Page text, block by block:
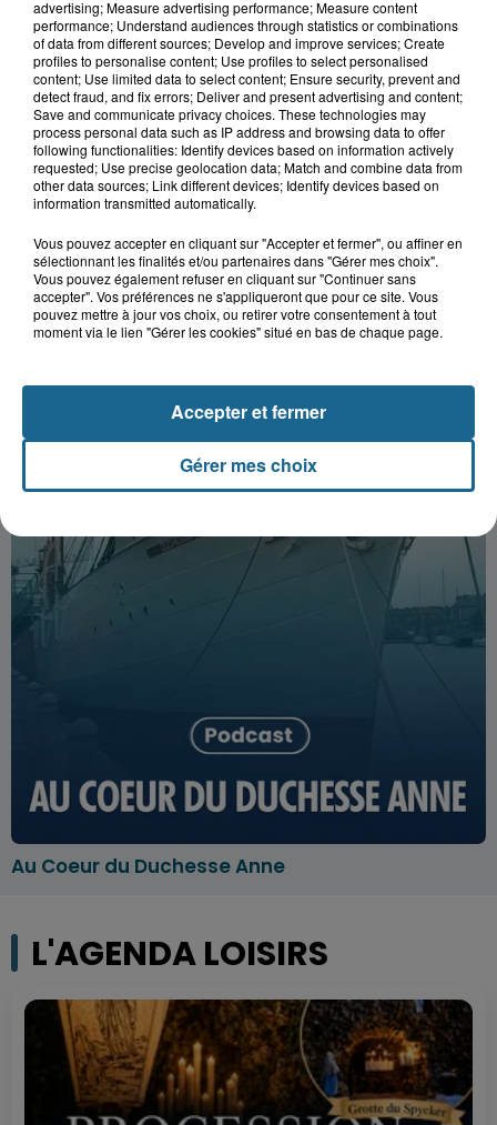
6 août 2026
Risque incendie dans le Nord : ce que
vous ne pouvez plus faire
NOS AUTRES PODCASTS
Au Coeur du Duchesse Anne
L'AGENDA LOISIRS
advertising; Measure advertising performance; Measure content
performance; Understand audiences through statistics or combinations
of data from different sources; Develop and improve services; Create
profiles to personalise content; Use profiles to select personalised
content; Use limited data to select content; Ensure security, prevent and
detect fraud, and fix errors; Deliver and present advertising and content;
Save and communicate privacy choices. These technologies may
process personal data such as IP address and browsing data to offer
following functionalities: Identify devices based on information actively
requested; Use precise geolocation data; Match and combine data from
other data sources; Link different devices; Identify devices based on
information transmitted automatically.
Vous pouvez accepter en cliquant sur "Accepter et fermer", ou affiner en
sélectionnant les finalités et/ou partenaires dans "Gérer mes choix".
Vous pouvez également refuser en cliquant sur "Continuer sans
accepter". Vos préférences ne s'appliqueront que pour ce site. Vous
pouvez mettre à jour vos choix, ou retirer votre consentement à tout
moment via le lien "Gérer les cookies" situé en bas de chaque page.
Gérer mes choix
Accepter et fermer